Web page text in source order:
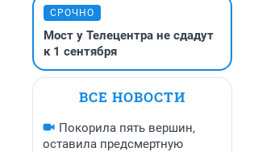
СРОЧНО
Мост у Телецентра не сдадут
к 1 сентября
ВСЕ НОВОСТИ
Покорила пять вершин,
оставила предсмертную